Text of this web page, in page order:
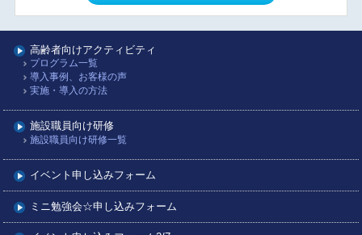
高齢者向けアクティビティ
プログラム一覧
導入事例、お客様の声
実施・導入の方法
施設職員向け研修
施設職員向け研修一覧
イベント申し込みフォーム
ミニ勉強会☆申し込みフォーム